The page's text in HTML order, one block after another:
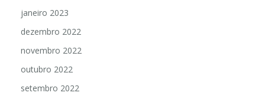
janeiro 2023
dezembro 2022
novembro 2022
outubro 2022
setembro 2022